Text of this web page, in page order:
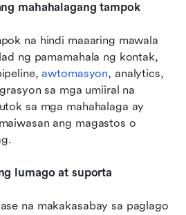
mahahalagang tampok
na hindi maaaring mawala
ng pamamahala ng kontak,
awtomasyon, analytics,
sa mga umiiral na
sa mga mahahalaga ay
ang magastos o
lumago at suporta
na makakasabay sa paglago